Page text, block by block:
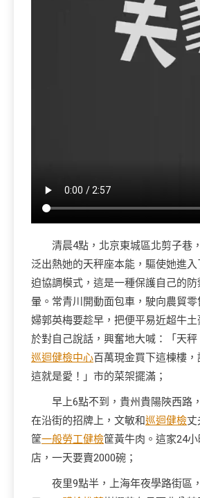
清晨4點，北京東城區北剪子巷
泛出熱她的天秤座本能，驅使她進
迫協調模式，這是一種保護自己的
暈。常青川開動面包車，駛向農貿
婦郭英梅要趁早，把便平易近超牛
於對自己說話，興奮地大喊：「天秤
巡迴健檢中心百萬現金買下這棟樓，
這就是愛！」市的菜架擺滿；
早上6點不到，貴州貴陽陜西路
在沿街的招牌上，文敏和巡迴健檢丈
筐一般勞工健檢筐黃牛肉。這家24
店，一天要賣2000碗；
夜里9點半，上海年夜學路街區